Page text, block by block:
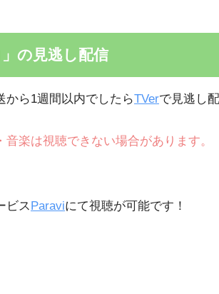
の見逃し配信
から1週間以内でしたらTVerで見逃し
楽は視聴できない場合があります。
ビス Paraviにて視聴が可能です！